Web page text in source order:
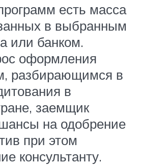
есть масса
в выбранным
или банком.
оформления
разбирающимся в
в
заемщик
на одобрение
при этом
консультанту.